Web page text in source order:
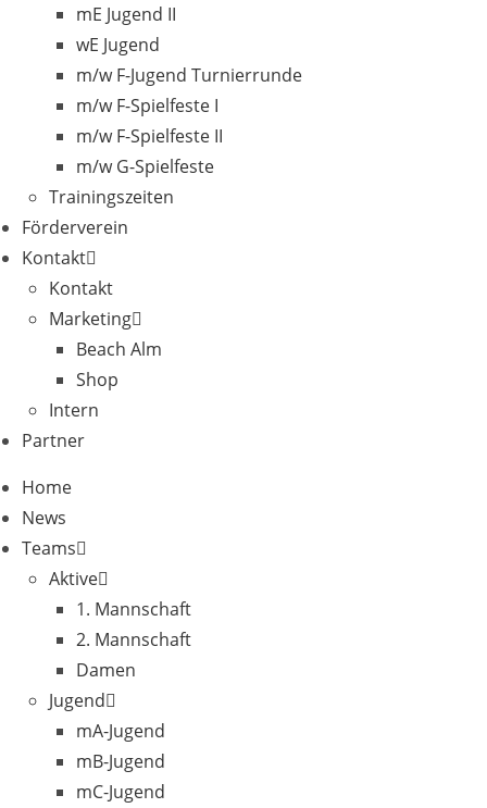
mE Jugend II
wE Jugend
m/w F-Jugend Turnierrunde
m/w F-Spielfeste I
m/w F-Spielfeste II
m/w G-Spielfeste
Trainingszeiten
Förderverein
Kontakt
Kontakt
Marketing
Beach Alm
Shop
Intern
Partner
Home
News
Teams
Aktive
1. Mannschaft
2. Mannschaft
Damen
Jugend
mA-Jugend
mB-Jugend
mC-Jugend